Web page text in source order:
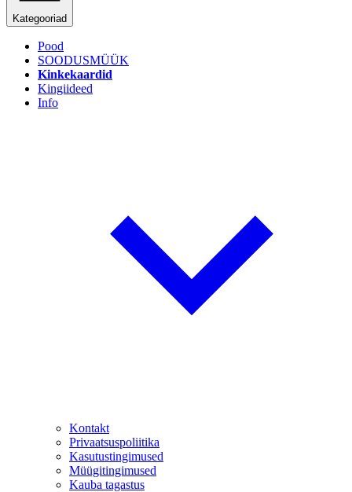
Kategooriad
Pood
SOODUSMÜÜK
Kinkekaardid
Kingiideed
Info
Kontakt
Privaatsuspoliitika
Kasutustingimused
Müügitingimused
Kauba tagastus